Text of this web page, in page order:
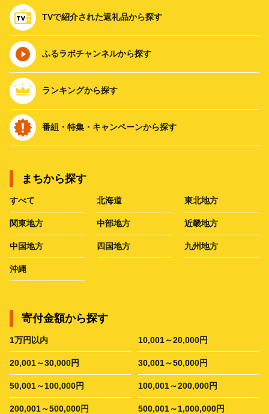
TVで紹介された返礼品から探す
ふるラボチャンネルから探す
ランキングから探す
番組・特集・キャンペーンから探す
まちから探す
すべて 北海道 東北地方
関東地方 中部地方 近畿地方
中国地方 四国地方 九州地方
沖縄
寄付金額から探す
1万円以内 10,001～20,000円
20,001～30,000円 30,001～50,000円
50,001～100,000円 100,001～200,000円
200,001～500,000円 500,001～1,000,000円